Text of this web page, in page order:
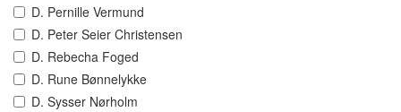
D. Pernille Vermund
D. Peter Seier Christensen
D. Rebecha Foged
D. Rune Bønnelykke
D. Sysser Nørholm